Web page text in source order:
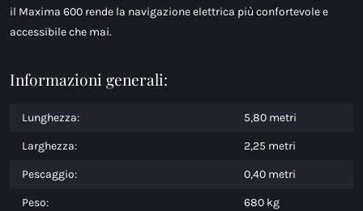
il Maxima 600 rende la navigazione elettrica più confortevole e
accessibile che mai.
Informazioni generali:
Lunghezza: 5,80 metri
Larghezza: 2,25 metri
Pescaggio: 0,40 metri
Peso: 680 kg